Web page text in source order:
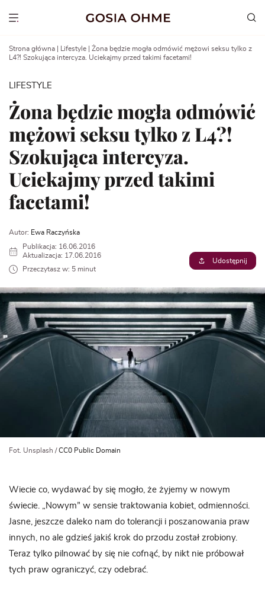
Show menu
Strona główna Lifestyle
Żona będzie mogła odmówić mężowi seksu tylko z
L4?! Szokująca intercyza. Uciekajmy przed takimi facetami!
LIFESTYLE
Żona będzie mogła odmówić
mężowi seksu tylko z L4?!
Szokująca intercyza.
Uciekajmy przed takimi
facetami!
Autor: Ewa Raczyńska
Publikacja: 16.06.2016
Aktualizacja: 17.06.2016
Przeczytasz w: 5 minut
Udostępnij
Fot. Unsplash /CC0 Public Domain
Wiecie co, wydawać by się mogło, że żyjemy w nowym
świecie. „Nowym” w sensie traktowania kobiet, odmienności.
Jasne, jeszcze daleko nam do tolerancji i poszanowania praw
innych, no ale gdzieś jakiś krok do przodu został zrobiony.
Teraz tylko pilnować by się nie cofnąć, by nikt nie próbował
tych praw ograniczyć, czy odebrać.